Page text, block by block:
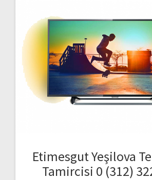
Etimesgut Yeşilova
Tamircisi 0 (312)